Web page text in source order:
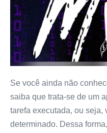
Se você ainda não
saiba que trata-se de um
tarefa executada, ou seja,
determinado. Dessa